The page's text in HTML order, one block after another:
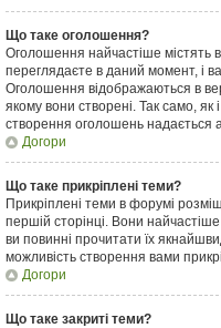
Що таке оголошення?
Оголошення найчастіше містять
переглядаєте в даний момент, і
Оголошення відображаються в
якому вони створені. Так само,
створення оголошень надається
Догори
Що таке прикріплені теми?
Прикріплені теми в форумі
першій сторінці. Вони
ви повинні прочитати їх
можливість створення вами
Догори
Що таке закриті теми?